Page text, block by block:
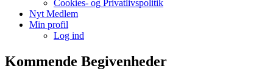
Cookies- og Privatlivspolitik
Nyt Medlem
Min profil
Log ind
Kommende Begivenheder